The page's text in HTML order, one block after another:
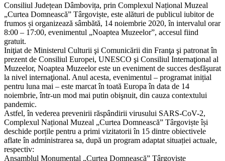
Consiliul Județean Dâmbovița, prin Complexul Național Muzeal
„Curtea Domnească” Târgoviște, este alături de publicul iubitor de
frumos și organizează sâmbătă, 14 noiembrie 2020, în intervalul orar
8:00 – 17:00, evenimentul „Noaptea Muzeelor”, accesul fiind
gratuit.
Iniţiat de Ministerul Culturii şi Comunicării din Franţa şi patronat în
prezent de Consiliul Europei, UNESCO şi Consiliul Internaţional al
Muzeelor, Noaptea Muzeelor este un eveniment de succes desfăşurat
la nivel internaţional. Anul acesta, evenimentul – programat inițial
pentru luna mai – este marcat în toată Europa în data de 14
noiembrie, într-un mod mai putin obişnuit, din cauza contextului
pandemic.
Astfel, în vederea prevenirii răspândirii virusului SARS-CoV-2,
Complexul Național Muzeal „Curtea Domnească” Târgoviște își
deschide porțile pentru a primi vizitatorii în 15 dintre obiectivele
aflate în administrarea sa, după un program adaptat situației actuale,
respectiv:
Ansamblul Monumental „Curtea Domnească” Târgovişte